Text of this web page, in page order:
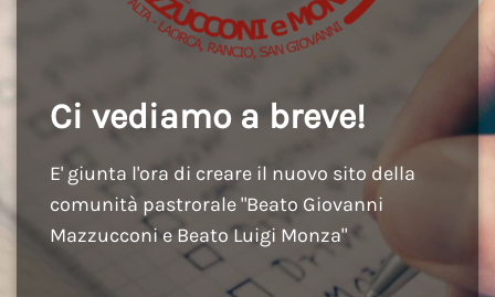
Ci vediamo a breve!
E' giunta l'ora di creare il nuovo sito della
comunità pastrorale "Beato Giovanni
Mazzucconi e Beato Luigi Monza"